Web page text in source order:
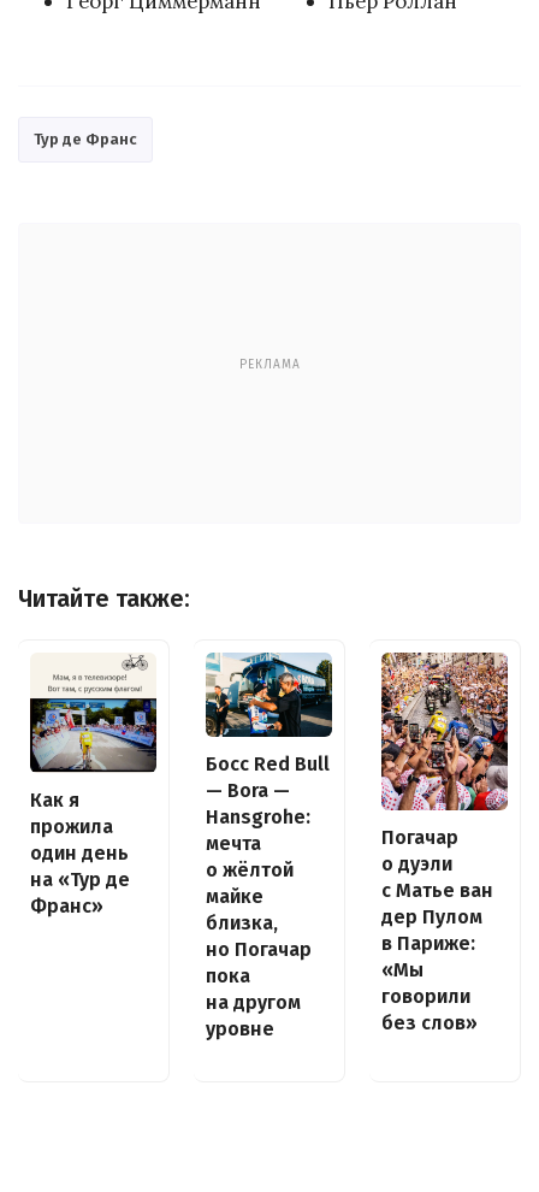
Тур де Франс
РЕКЛАМА
Читайте также:
Как я
прожила
один день
на «Тур де
Франс»
Босс Red Bull
— Bora —
Hansgrohe:
мечта
о жёлтой
майке
близка,
но Погачар
пока
на другом
уровне
Погачар
о дуэли
с Матье ван
дер Пулом
в Париже:
«Мы
говорили
без слов»